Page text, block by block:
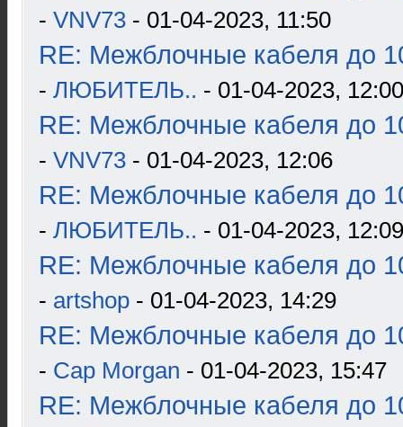
- VNV73 - 01-04-2023, 11:50
RE: Межблочные кабеля до
- ЛЮБИТЕЛЬ.. - 01-04-2023, 12:00
RE: Межблочные кабеля до
- VNV73 - 01-04-2023, 12:06
RE: Межблочные кабеля до
- ЛЮБИТЕЛЬ.. - 01-04-2023, 12:09
RE: Межблочные кабеля до
- artshop - 01-04-2023, 14:29
RE: Межблочные кабеля до
- Cap Morgan - 01-04-2023, 15:47
RE: Межблочные кабеля до